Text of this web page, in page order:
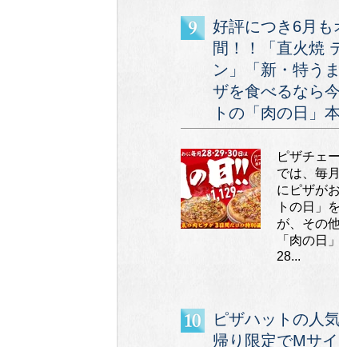
好評につき6月も
間！！「直火焼
ン」「新・特う
ザを食べるなら
トの「肉の日」
ピザチェ
では、毎
にピザが
トの日」
が、その
「肉の日
28...
ピザハットの人
帰り限定でMサ